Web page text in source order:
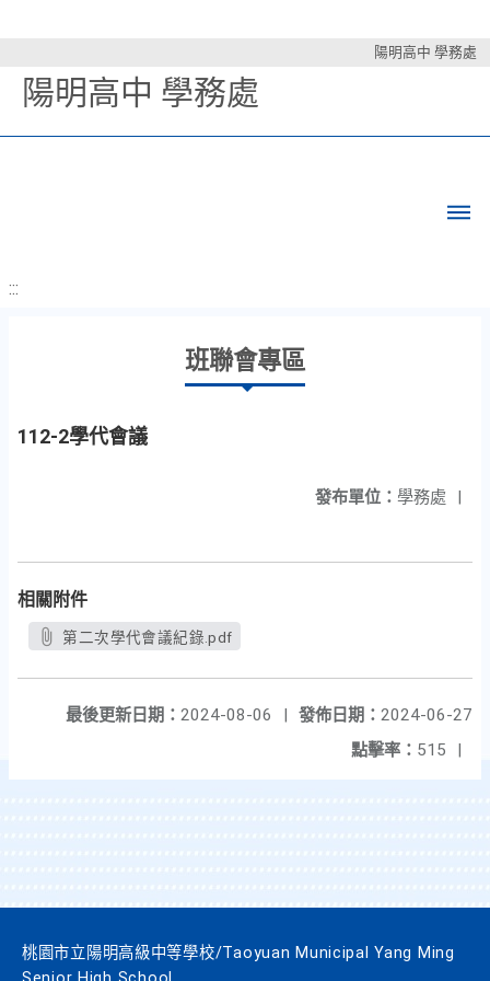
陽明高中 學務處
陽明高中 學務處
:::
班聯會專區
112-2學代會議
發布單位： 學務處 |
相關附件
第二次學代會議紀錄.pdf
發佈日期： 2024-06-27
最後更新日期： 2024-08-06
|
點擊率： 515 |
桃園市立陽明高級中等學校/Taoyuan Municipal Yang Ming